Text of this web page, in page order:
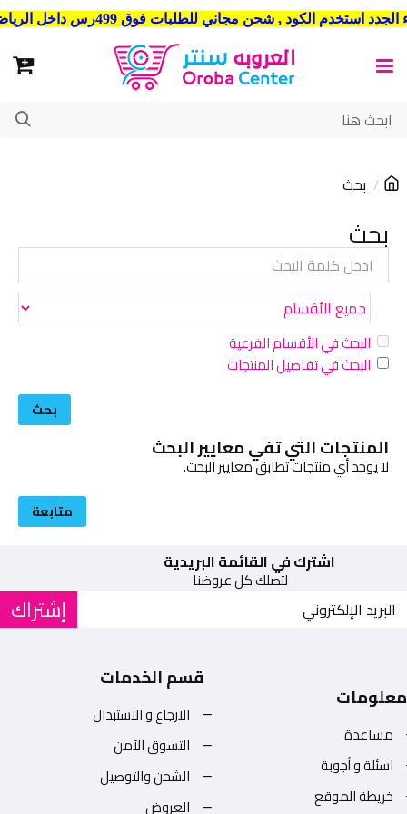
شحن مجاني للطلبات فوق 499رس داخل الرياض . وشحن الي جميع مدن المملكة العربية السعودية
بحث
بحث
البحث في الأقسام الفرعية
البحث في تفاصيل المنتجات
بحث
المنتجات التي تفي معايير البحث
لا يوجد أي منتجات تطابق معايير البحث.
متابعة
اشترك في القائمة البريدية
لتصلك كل عروضنا
إشتراك
معلومات
مساعدة
اسئلة و أجوبة
خريطة الموقع
قسم الخدمات
الارجاع و الاستبدال
التسوق الآمن
الشحن والتوصيل
العروض